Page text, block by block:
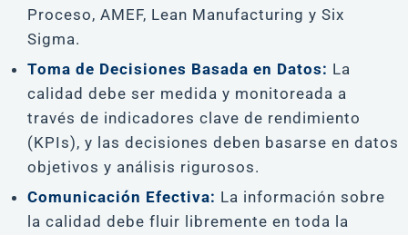
Proceso, AMEF, Lean Manufacturing y Six
Sigma.
Toma de Decisiones Basada en Datos: La
calidad debe ser medida y monitoreada a
través de indicadores clave de rendimiento
(KPIs), y las decisiones deben basarse en datos
objetivos y análisis rigurosos.
Comunicación Efectiva: La información sobre
la calidad debe fluir libremente en toda la